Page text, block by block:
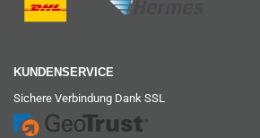
KUNDENSERVICE
Sichere Verbindung Dank SSL